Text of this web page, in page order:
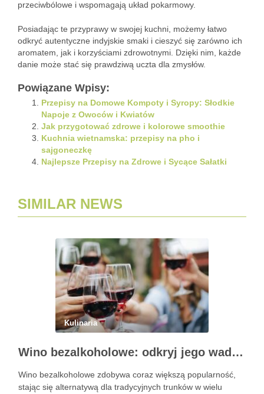
przeciwbólowe i wspomagają układ pokarmowy.
Posiadając te przyprawy w swojej kuchni, możemy łatwo
odkryć autentyczne indyjskie smaki i cieszyć się zarówno ich
aromatem, jak i korzyściami zdrowotnymi. Dzięki nim, każde
danie może stać się prawdziwą uczta dla zmysłów.
Powiązane Wpisy:
Przepisy na Domowe Kompoty i Syropy: Słodkie
Napoje z Owoców i Kwiatów
Jak przygotować zdrowe i kolorowe smoothie
Kuchnia wietnamska: przepisy na pho i
sajgoneczkę
Najlepsze Przepisy na Zdrowe i Sycące Sałatki
SIMILAR NEWS
Kulinaria
Wino bezalkoholowe: odkryj jego wady i zalety
Wino bezalkoholowe zdobywa coraz większą popularność,
stając się alternatywą dla tradycyjnych trunków w wielu